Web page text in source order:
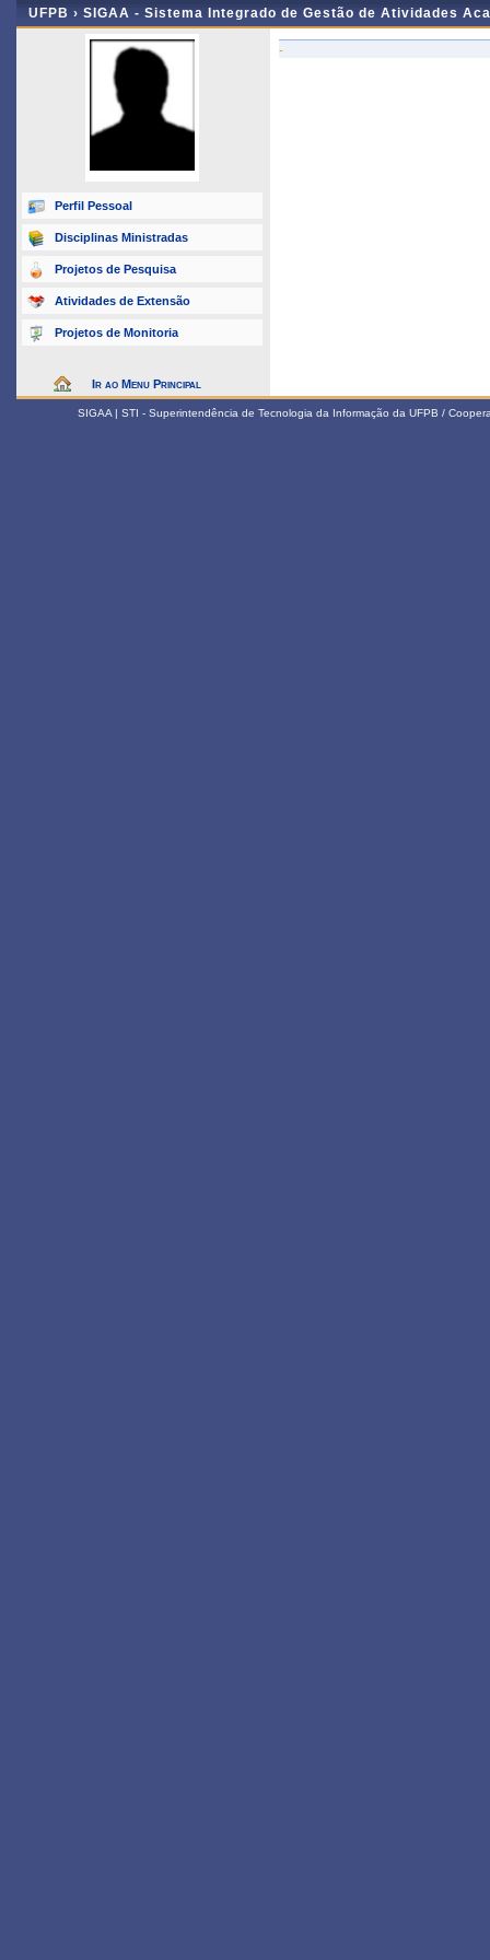
UFPB › SIGAA - Sistema Integrado de Gestão de Atividades
Perfil Pessoal
Disciplinas Ministradas
Projetos de Pesquisa
Atividades de Extensão
Projetos de Monitoria
Ir ao Menu Principal
-
SIGAA | STI - Superintendência de Tecnologia da Informação da UFPB /